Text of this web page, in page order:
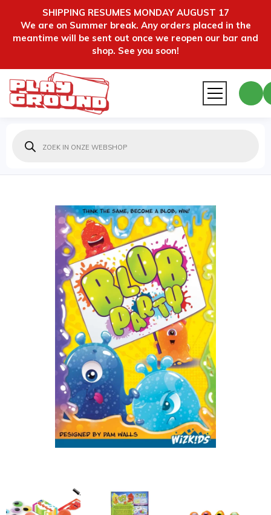
SHIPPING RESUMES MONDAY AUGUST 17
We are on Summer break. Any orders placed in the
meantime will be sent out once we reopen our bar and
shop. See you soon!
zoeken